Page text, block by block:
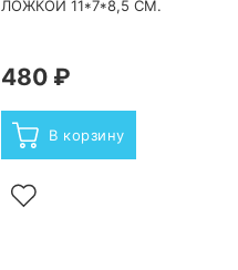
ЛОЖКОЙ 11*7*8,5 СМ.
480 ₽
В корзину